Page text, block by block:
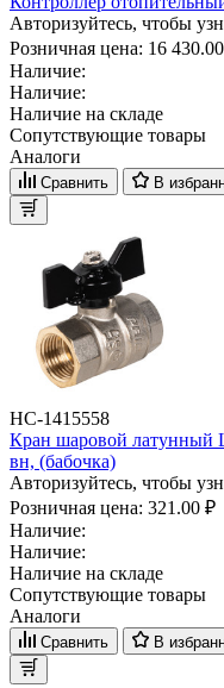
Авторизуйтесь, чтобы
Розничная цена: 16
Наличие:
Наличие:
Наличие на складе
Сопутствующие товары
Аналоги
Сравнить В
НС-1415558
Кран шаровой латунный
вн, (бабочка)
Авторизуйтесь, чтобы
Розничная цена: 321.00 ₽
Наличие:
Наличие:
Наличие на складе
Сопутствующие товары
Аналоги
Сравнить В